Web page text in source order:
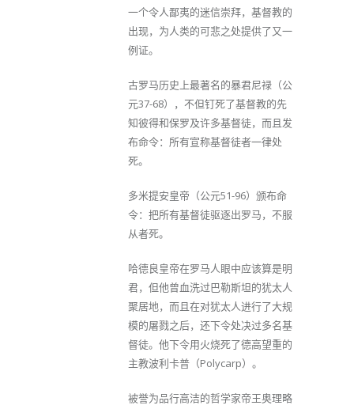
一个令人鄙夷的迷信崇拜，基督教的
出现，为人类的可悲之处提供了又一
例证。
古罗马历史上最著名的暴君尼禄（公
元37-68），不但钉死了基督教的先
知彼得和保罗及许多基督徒，而且发
布命令：所有宣称基督徒者一律处
死。
多米提安皇帝（公元51-96）颁布命
令：把所有基督徒驱逐出罗马，不服
从者死。
哈德良皇帝在罗马人眼中应该算是明
君，但他曾血洗过巴勒斯坦的犹太人
聚居地，而且在对犹太人进行了大规
模的屠戮之后，还下令处决过多名基
督徒。他下令用火烧死了德高望重的
主教波利卡普（Polycarp）。
被誉为品行高洁的哲学家帝王奥理略